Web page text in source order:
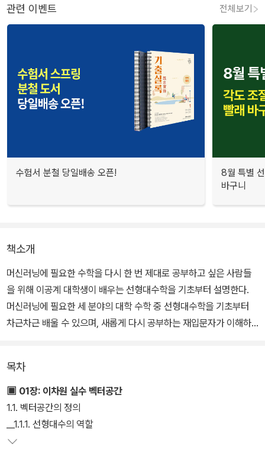
관련 이벤트 전체보기
수험서 분철 당일배송 오픈!
8월 특별
바구니
책소개
머신러닝에 필요한 수학을 다시 한 번 제대로 공부하고 싶은 사람들
을 위해 이공계 대학생이 배우는 선형대수학을 기초부터 설명한다.
머신러닝에 필요한 세 분야의 대학 수학 중 선형대수학을 기초부터
차근차근 배울 수 있으며, 새롭게 다시 공부하는 재입문자가 이해하
목차
▣ 01장: 이차원 실수 벡터공간
1.1. 벡터공간의 정의
__1.1.1. 선형대수의 역할